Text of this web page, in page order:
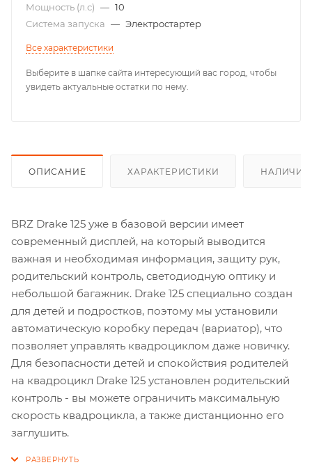
Мощность (л.с) — 10
Система запуска — Электростартер
Все характеристики
Выберите в шапке сайта интересующий вас город, чтобы
увидеть актуальные остатки по нему.
ОПИСАНИЕ ХАРАКТЕРИСТИКИ НАЛИЧИЕ
BRZ Drake 125 уже в базовой версии имеет
современный дисплей, на который выводится
важная и необходимая информация, защиту рук,
родительский контроль, светодиодную оптику и
небольшой багажник. Drake 125 специально создан
для детей и подростков, поэтому мы установили
автоматическую коробку передач (вариатор), что
позволяет управлять квадроциклом даже новичку.
Для безопасности детей и спокойствия родителей
на квадроцикл Drake 125 установлен родительский
контроль - вы можете ограничить максимальную
скорость квадроцикла, а также дистанционно его
заглушить.